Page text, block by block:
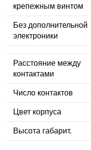
крепежным винтом
Без дополнительной
электроники
Расстояние между
контактами
Число контактов
Цвет корпуса
Высота габарит.